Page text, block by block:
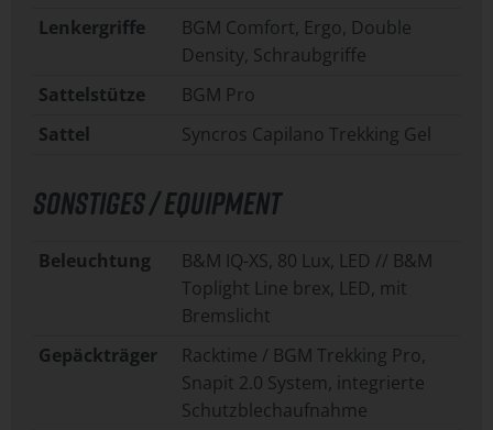
Lenkergriffe
BGM Comfort, Ergo, Double
Density, Schraubgriffe
Sattelstütze
BGM Pro
Sattel
Syncros Capilano Trekking Gel
SONSTIGES / EQUIPMENT
Beleuchtung
B&M IQ-XS, 80 Lux, LED // B&M
Toplight Line brex, LED, mit
Bremslicht
Gepäckträger
Racktime / BGM Trekking Pro,
Snapit 2.0 System, integrierte
Schutzblechaufnahme